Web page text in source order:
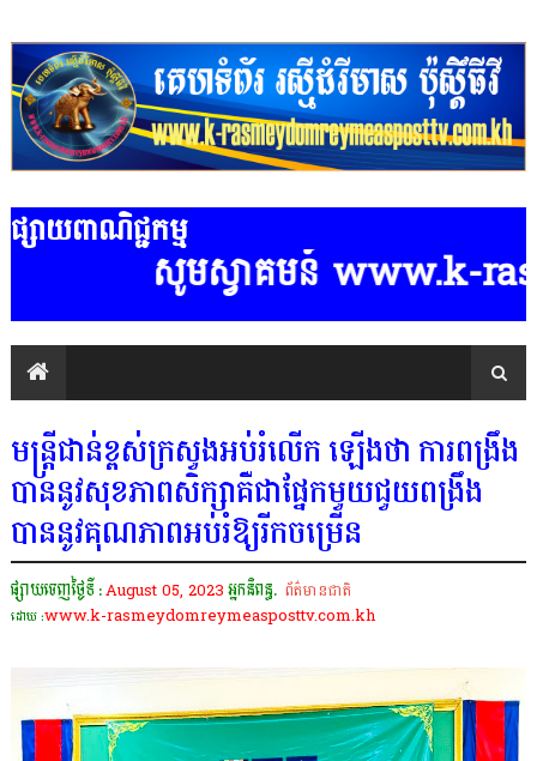
ផ្សាយពាណិជ្ជកម្ម
សូមស្វាគមន៍ www.k-
មន្ត្រីជាន់ខ្ពស់ក្រសួងអប់រំលើក ឡើងថា ការពង្រឹង
បាននូវសុខភាពសិក្សាគឺជាផ្នែកមួយជួយពង្រឹង
បាននូវគុណភាពអប់រំឱ្យរីកចម្រើន
ផ្សាយចេញថ្ងៃទី :August 05, 2023 អ្នកនិពន្ធ. ព័ត៌មានជាតិ
ដោយ :www.k-rasmeydomreymeasposttv.com.kh